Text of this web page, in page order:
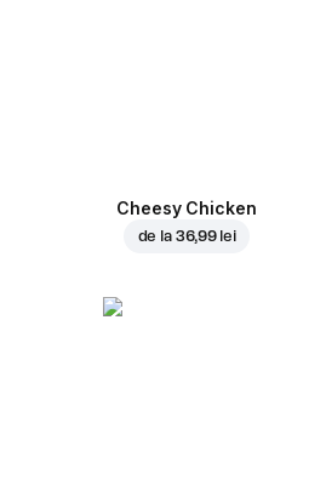
Cheesy Chicken
de la 36,99 lei